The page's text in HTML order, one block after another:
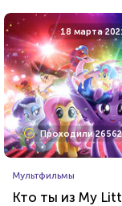
18 марта
Проходили
Мультфильмы
Кто ты из My